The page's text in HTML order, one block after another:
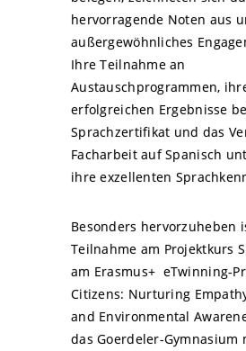
hervorragende Noten aus
außergewöhnliches
Ihre Teilnahme an
Austauschprogrammen,
erfolgreichen Ergebnisse
Sprachzertifikat und das
Facharbeit auf Spanisch
ihre exzellenten
Besonders hervorzuheben
Teilnahme am Projektkurs
am Erasmus+ eTwinning-
Citizens: Nurturing
and Environmental
das Goerdeler-Gymnasium